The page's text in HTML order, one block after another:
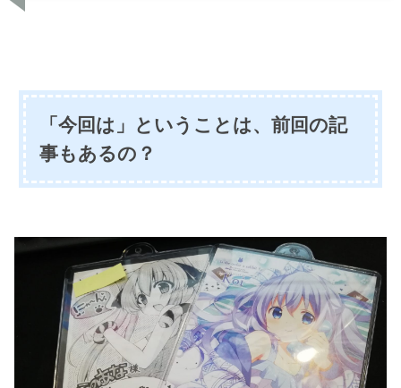
「今回は」ということは、前回の記
事もあるの？